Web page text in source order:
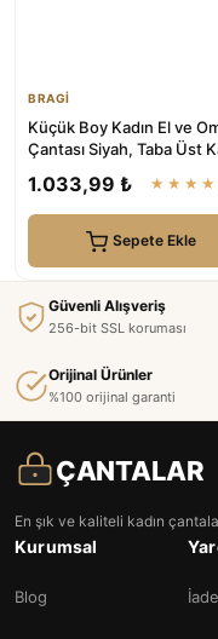
BRAGİ
Küçük Boy Kadın El ve
Çantası Siyah, Taba Üst
1.033,99 ₺
Sepete Ekle
Güvenli Alışveriş
256-bit SSL koruması
Orijinal Ürünler
%100 orijinal garanti
ÇANTALAR
En şık ve kaliteli kadın
Kurumsal
Blog